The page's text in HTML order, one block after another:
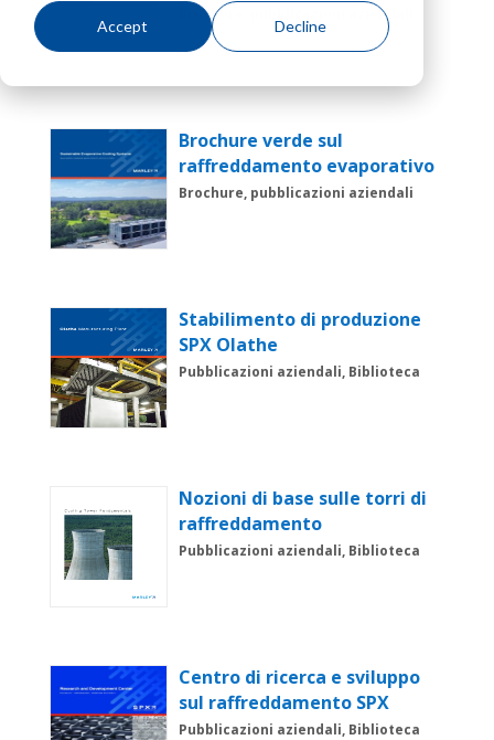
Accept Decline
Brochure, pubblicazioni aziendali
Brochure verde sul
raffreddamento evaporativo
Brochure, pubblicazioni aziendali
Stabilimento di produzione
SPX Olathe
Pubblicazioni aziendali, Biblioteca
Nozioni di base sulle torri di
raffreddamento
Pubblicazioni aziendali, Biblioteca
Centro di ricerca e sviluppo
sul raffreddamento SPX
Pubblicazioni aziendali, Biblioteca